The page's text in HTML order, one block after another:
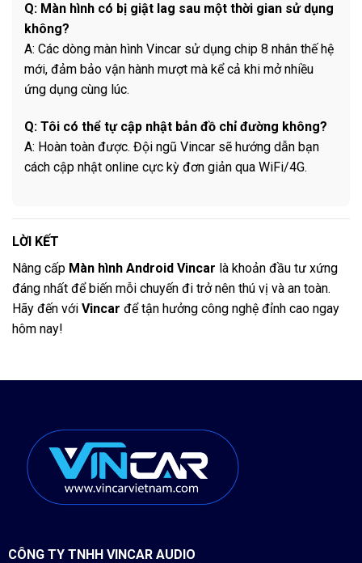
Q: Màn hình có bị giật lag sau một thời gian sử dụng
không?
A: Các dòng màn hình Vincar sử dụng chip 8 nhân thế hệ
mới, đảm bảo vận hành mượt mà kể cả khi mở nhiều
ứng dụng cùng lúc.
Q: Tôi có thể tự cập nhật bản đồ chỉ đường không?
A: Hoàn toàn được. Đội ngũ Vincar sẽ hướng dẫn bạn
cách cập nhật online cực kỳ đơn giản qua WiFi/4G.
LỜI KẾT
Nâng cấp Màn hình Android Vincar là khoản đầu tư xứng
đáng nhất để biến mỗi chuyến đi trở nên thú vị và an toàn.
Hãy đến với Vincar để tận hưởng công nghệ đỉnh cao ngay
hôm nay!
CÔNG TY TNHH VINCAR AUDIO